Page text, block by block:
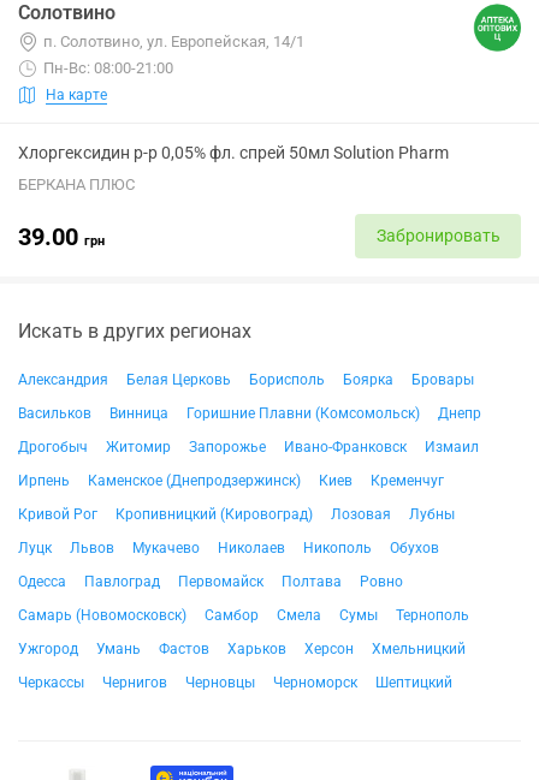
Солотвино
п. Солотвино, ул. Европейская, 14/1
Пн-Вс: 08:00-21:00
На карте
Хлоргексидин р-р 0,05% фл. спрей 50мл Solution Pharm
БЕРКАНА ПЛЮС
39.00 грн Забронировать
Искать в других регионах
Александрия Белая Церковь Борисполь Боярка
Бровары
Васильков
Винница Горишние Плавни (Комсомольск)
Днепр
Дрогобыч
Житомир Запорожье Ивано-Франковск
Измаил
Ирпень
Каменское (Днепродзержинск) Киев
Кременчуг
Кривой Рог
Кропивницкий (Кировоград) Лозовая
Лубны
Луцк
Львов Мукачево Николаев Никополь
Обухов
Одесса
Павлоград Первомайск Полтава
Ровно
Самарь (Новомосковск)
Самбор Смела Сумы
Тернополь
Ужгород
Умань Фастов Харьков Херсон
Хмельницкий
Черкассы
Чернигов Черновцы Черноморск Шептицкий